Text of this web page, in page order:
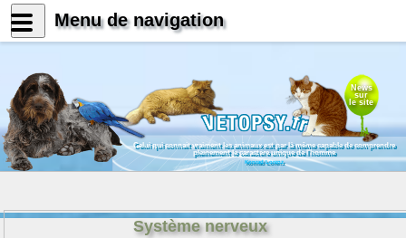
News
sur
le site
Celui qui connait vraiment les animaux est par là même capable de comprendre
pleinement le caractère unique de l'homme
Konrad Lorenz
Système nerveux
Menu de navigation